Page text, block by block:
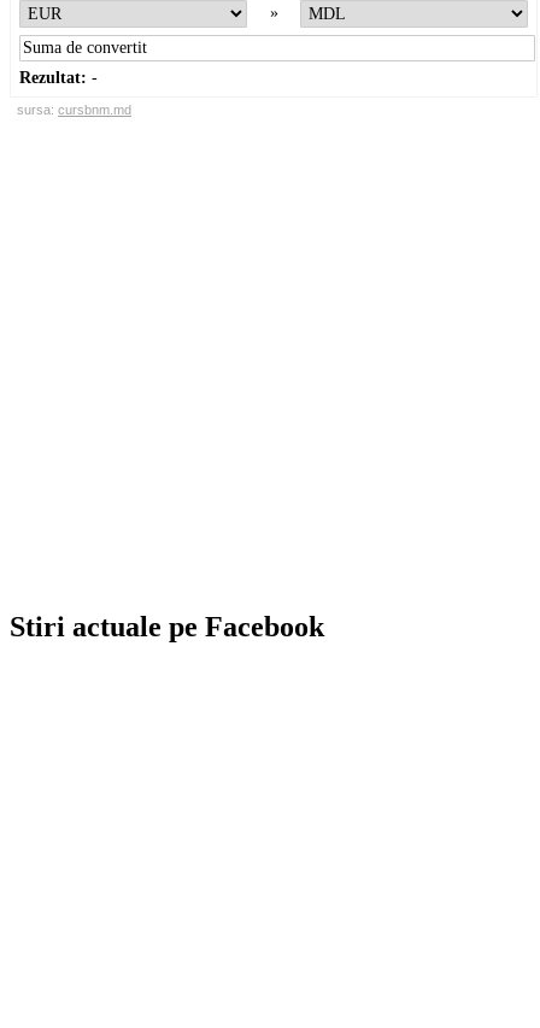
»
Rezultat: -
sursa: cursbnm.md
Stiri actuale pe Facebook